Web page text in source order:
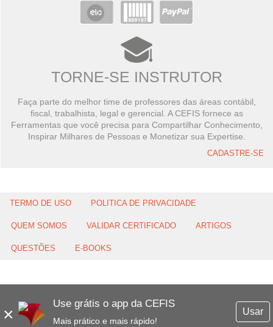
×
Use grátis o app da CEFIS
Mais prático e mais rápido!
Usar
TORNE-SE INSTRUTOR
Faça parte do melhor time de professores das áreas contábil,
fiscal, trabalhista, legal e gerencial. A CEFIS fornece as
Ferramentas que você precisa para Compartilhar Conhecimento,
Inspirar Milhares de Pessoas e Monetizar sua Expertise.
CADASTRE-SE
TERMO DE USO POLITICA DE PRIVACIDADE
QUEM SOMOS VALIDAR CERTIFICADO ARTIGOS
QUESTÕES E-BOOKS